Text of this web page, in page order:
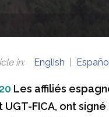
in: English
Les affiliés
UGT-FICA, ont